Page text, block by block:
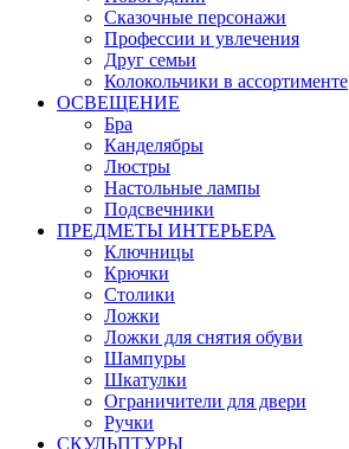
Сказочные персонажи
Профессии и увлечения
Друг семьи
Колокольчики в ассортименте
ОСВЕЩЕНИЕ
Бра
Канделябры
Люстры
Настольные лампы
Подсвечники
ПРЕДМЕТЫ ИНТЕРЬЕРА
Ключницы
Крючки
Столики
Ложки
Ложки для снятия обуви
Шампуры
Шкатулки
Ограничители для двери
Ручки
СКУЛЬПТУРЫ